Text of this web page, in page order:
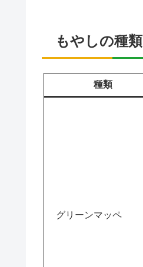
もやしの種類
種類
グリーンマッペ